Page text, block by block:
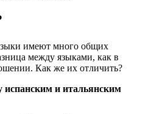
имеют много общих
между языками, как в
Как же их отличить?
и итальянским